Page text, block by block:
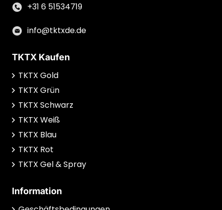
+31 6 51534719
info@tktxde.de
TKTX Kaufen
TKTX Gold
TKTX Grün
TKTX Schwarz
TKTX Weiß
TKTX Blau
TKTX Rot
TKTX Gel & Spray
Information